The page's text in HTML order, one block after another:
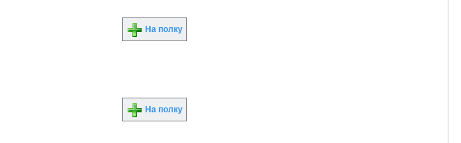
На полку
На полку